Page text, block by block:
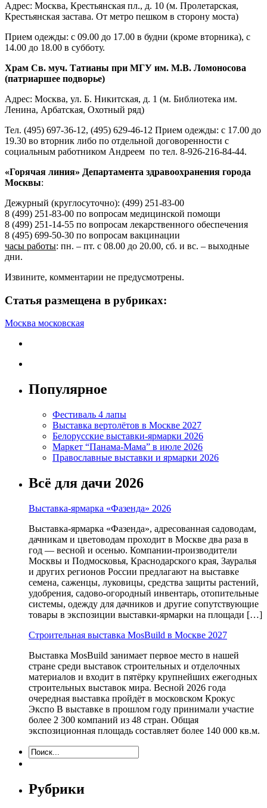
Адрес: Москва, Крестьянская пл., д. 10 (м. Пролетарская,
Крестьянская застава. От метро пешком в сторону моста)
Прием одежды: с 09.00 до 17.00 в будни (кроме вторника), с
14.00 до 18.00 в субботу.
Храм Св. муч. Татианы при МГУ им. М.В. Ломоносова
(патриаршее подворье)
Адрес: Москва, ул. Б. Никитская, д. 1 (м. Библиотека им.
Ленина, Арбатская, Охотный ряд)
Тел. (495) 697-36-12, (495) 629-46-12 Прием одежды: с 17.00 до
19.30 во вторник либо по отдельной договоренности с
социальным работником Андреем по тел. 8-926-216-84-44.
«Горячая линия» Департамента здравоохранения города
Москвы:
Дежурный (круглосуточно): (499) 251-83-00
8 (499) 251-83-00 по вопросам медицинской помощи
8 (499) 251-14-55 по вопросам лекарственного обеспечения
8 (495) 699-50-30 по вопросам вакцинации
часы работы: пн. – пт. c 08.00 до 20.00, сб. и вс. – выходные
дни.
Извините, комментарии не предусмотрены.
Статья размещена в рубриках:
Москва московская
Популярное
Фестиваль 4 лапы
Выставка вертолётов в Москве 2027
Белорусские выставки-ярмарки 2026
Маркет “Панама-Мама” в июле 2026
Православные выставки и ярмарки 2026
Всё для дачи 2026
Выставка-ярмарка «Фазенда» 2026
Выставка-ярмарка «Фазенда», адресованная садоводам,
дачникам и цветоводам проходит в Москве два раза в
год — весной и осенью. Компании-производители
Москвы и Подмосковья, Краснодарского края, Зауралья
и других регионов России предлагают на выставке
семена, саженцы, луковицы, средства защиты растений,
удобрения, садово-огородный инвентарь, отопительные
системы, одежду для дачников и другие сопутствующие
товары в экспозиции выставки-ярмарки на площади […]
Строительная выставка MosBuild в Москве 2027
Выставка MosBuild занимает первое место в нашей
стране среди выставок строительных и отделочных
материалов и входит в пятёрку крупнейших ежегодных
строительных выставок мира. Весной 2026 года
очередная выставка пройдёт в московском Крокус
Экспо В выставке в прошлом году принимали участие
более 2 300 компаний из 48 стран. Общая
экспозиционная площадь составляет более 140 000 кв.м.
Рубрики